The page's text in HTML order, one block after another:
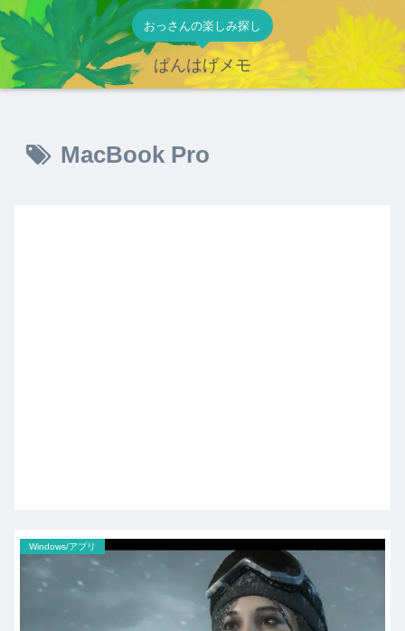
おっさんの楽しみ探し
ぱんはげメモ
MacBook Pro
Windows/アプリ